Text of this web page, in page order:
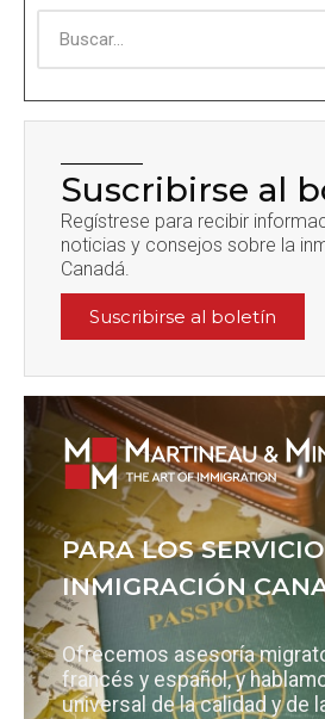
Suscribirse al
Regístrese para recibir
noticias y consejos sobre la
Canadá.
Suscribirse al boletín
PARA LOS
INMIGRACIÓN
Ofrecemos asesoría
francés y español, y
universal de la calidad y de